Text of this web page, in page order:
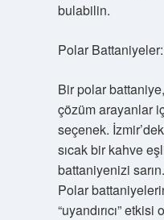
bulabilin.
Polar
Bir polar
çözüm arayanlar
seçenek.
sıcak bir kahve
battaniyenizi
Polar
“uyandırıcı”